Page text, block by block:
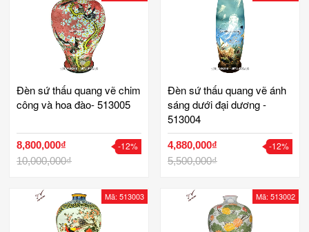
Đèn sứ thấu quang vẽ chim
công và hoa đào- 513005
8,800,000₫
10,000,000₫
-12%
Đèn sứ thấu quang vẽ ánh
sáng dưới đại dương -
513004
4,880,000₫
5,500,000₫
-12%
Mã: 513003 Mã: 513002